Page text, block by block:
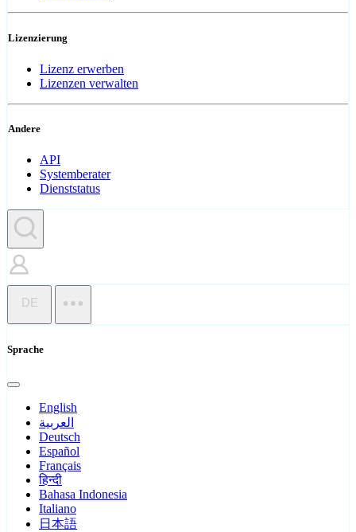
Lizenzierung
Lizenz erwerben
Lizenzen verwalten
Andere
API
Systemberater
Dienststatus
DE
Sprache
English
العربية
Deutsch
Español
Français
हिन्दी
Bahasa Indonesia
Italiano
日本語